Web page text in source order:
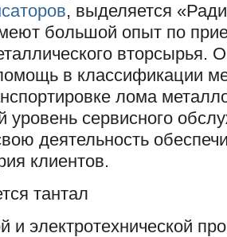
, выделяется
большой опыт по
вторсырья.
в классификации
лома
уровень сервисного
деятельность
клиентов.
тантал
и электротехнической